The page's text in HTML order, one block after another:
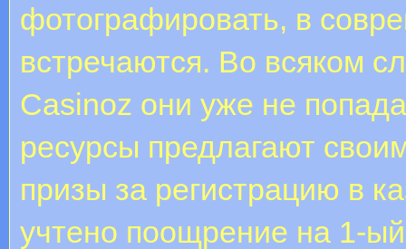
фотографировать, в
встречаются. Во всяком
Casinoz они уже не
ресурсы предлагают
призы за регистрацию в
учтено поощрение на 1-